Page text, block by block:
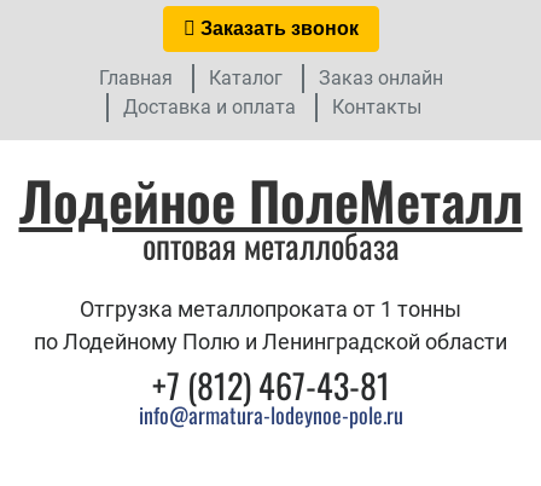
Заказать звонок
Главная Каталог
Заказ онлайн
Доставка и оплата
Контакты
Лодейное ПолеМеталл
оптовая металлобаза
Отгрузка металлопроката от 1 тонны
по Лодейному Полю и Ленинградской области
+7 (812) 467-43-81
info@armatura-lodeynoe-pole.ru